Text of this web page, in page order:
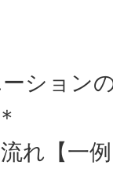
ション
れ【一